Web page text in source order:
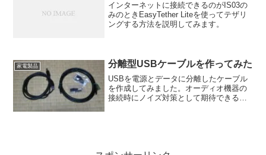
インターネットに接続できるのがIS03の
みのときEasyTether Liteを使ってテザリ
ングする方法を説明してみます。
家電製品 分離型USBケーブルを作ってみた
USBを電源とデータに分離したケーブル
を作成してみました。オーディオ機器の
接続時にノイズ対策として期待できるそ